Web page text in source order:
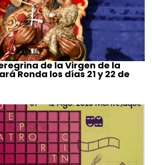
de la Virgen de la
Ronda los días 21 y 22 de